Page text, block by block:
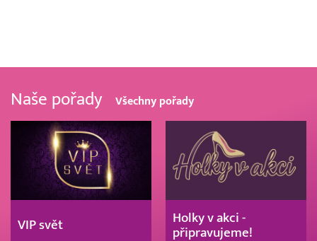
Naše pořady Všechny pořady
VIP svět
Holky v akci -
připravujeme!